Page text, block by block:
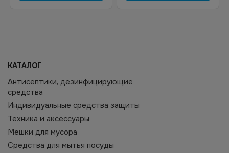
КАТАЛОГ
Антисептики, дезинфицирующие
средства
Индивидуальные средства защиты
Техника и аксессуары
Мешки для мусора
Средства для мытья посуды